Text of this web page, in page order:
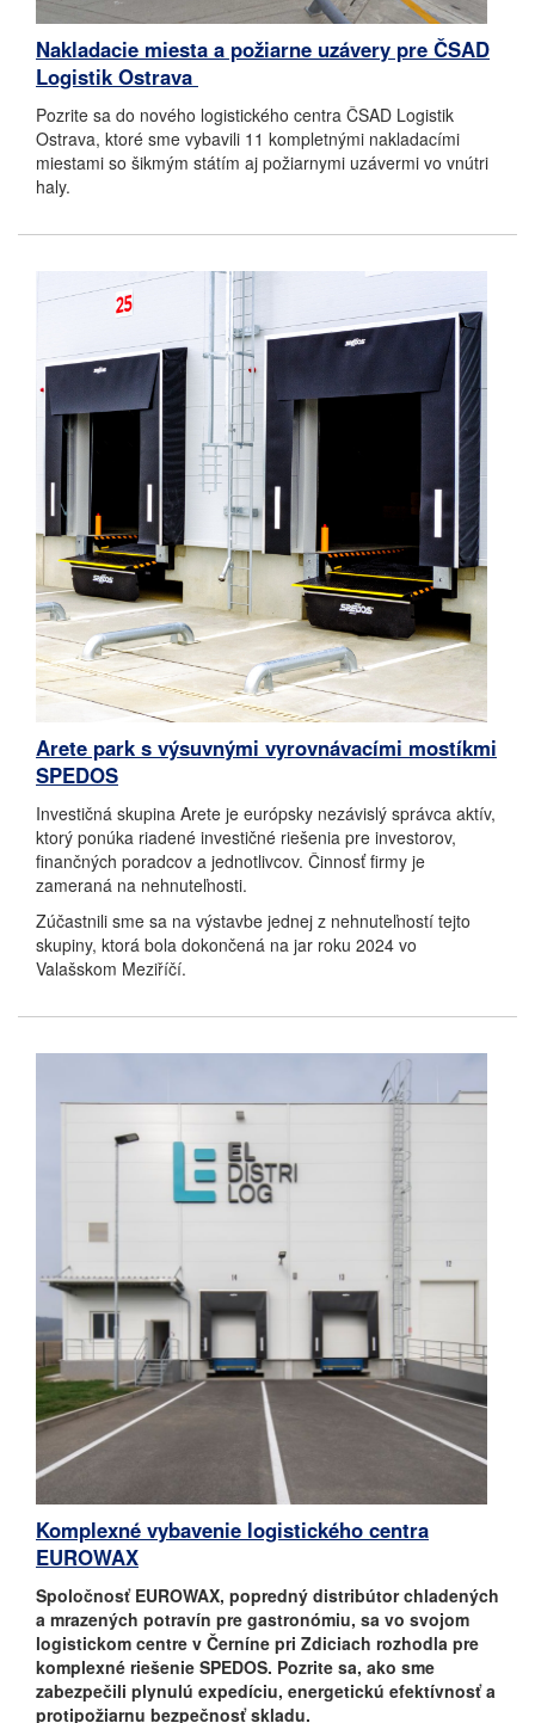
Nakladacie miesta a požiarne uzávery pre ČSAD
Logistik Ostrava ​
Pozrite sa do nového logistického centra ČSAD Logistik
Ostrava, ktoré sme vybavili 11 kompletnými nakladacími
miestami so šikmým státím aj požiarnymi uzávermi vo vnútri
haly.
Arete park s výsuvnými vyrovnávacími mostíkmi
SPEDOS
Investičná skupina Arete je európsky nezávislý správca aktív,
ktorý ponúka riadené investičné riešenia pre investorov,
finančných poradcov a jednotlivcov. Činnosť firmy je
zameraná na nehnuteľnosti.
Zúčastnili sme sa na výstavbe jednej z nehnuteľností tejto
skupiny, ktorá bola dokončená na jar roku 2024 vo
Valašskom Meziříčí.
Komplexné vybavenie logistického centra
EUROWAX
Spoločnosť EUROWAX, popredný distribútor chladených
a mrazených potravín pre gastronómiu, sa vo svojom
logistickom centre v Černíne pri Zdiciach rozhodla pre
komplexné riešenie SPEDOS. Pozrite sa, ako sme
zabezpečili plynulú expedíciu, energetickú efektívnosť a
protipožiarnu bezpečnosť skladu.